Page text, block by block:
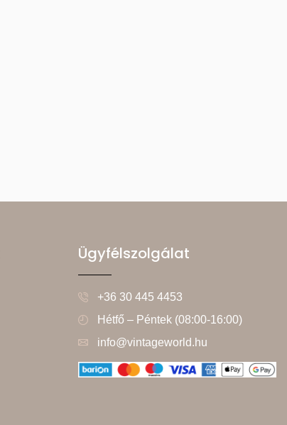
Ügyfélszolgálat
+36 30 445 4453
Hétfő – Péntek (08:00-16:00)
info@vintageworld.hu